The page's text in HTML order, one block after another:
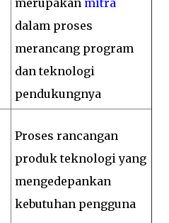
dalam proses
merancang program
dan teknologi
pendukungnya
Proses rancangan
produk teknologi yang
mengedepankan
kebutuhan pengguna